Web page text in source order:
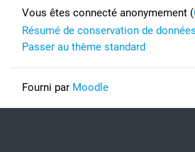
Vous êtes connecté anonymement (
Résumé de conservation de données
Passer au thème standard
Fourni par Moodle